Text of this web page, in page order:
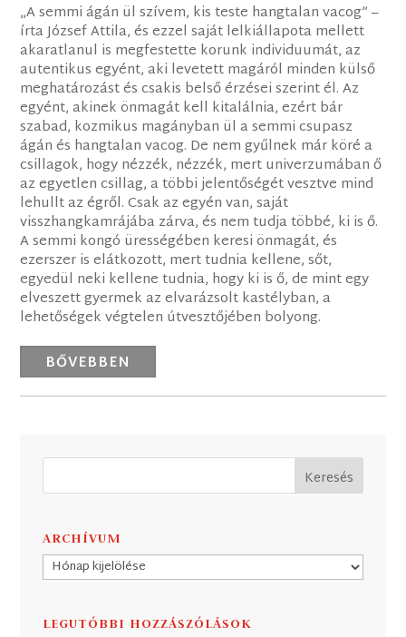
„A semmi ágán ül szívem, kis teste hangtalan vacog” –
írta József Attila, és ezzel saját lelkiállapota mellett
akaratlanul is megfestette korunk individuumát, az
autentikus egyént, aki levetett magáról minden külső
meghatározást és csakis belső érzései szerint él. Az
egyént, akinek önmagát kell kitalálnia, ezért bár
szabad, kozmikus magányban ül a semmi csupasz
ágán és hangtalan vacog. De nem gyűlnek már köré a
csillagok, hogy nézzék, nézzék, mert univerzumában ő
az egyetlen csillag, a többi jelentőségét vesztve mind
lehullt az égről. Csak az egyén van, saját
visszhangkamrájába zárva, és nem tudja többé, ki is ő.
A semmi kongó ürességében keresi önmagát, és
ezerszer is elátkozott, mert tudnia kellene, sőt,
egyedül neki kellene tudnia, hogy ki is ő, de mint egy
elveszett gyermek az elvarázsolt kastélyban, a
lehetőségek végtelen útvesztőjében bolyong.
BŐVEBBEN
ARCHÍVUM
Archívum
LEGUTÓBBI HOZZÁSZÓLÁSOK